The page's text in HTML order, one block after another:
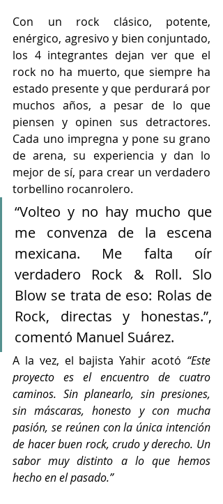
Con un rock clásico, potente,
enérgico, agresivo y bien conjuntado,
los 4 integrantes dejan ver que el
rock no ha muerto, que siempre ha
estado presente y que perdurará por
muchos años, a pesar de lo que
piensen y opinen sus detractores.
Cada uno impregna y pone su grano
de arena, su experiencia y dan lo
mejor de sí, para crear un verdadero
torbellino rocanrolero.
“Volteo y no hay mucho que
me convenza de la escena
mexicana. Me falta oír
verdadero Rock & Roll. Slo
Blow se trata de eso: Rolas de
Rock, directas y honestas.”,
comentó Manuel Suárez.
A la vez, el bajista Yahir acotó “Este
proyecto es el encuentro de cuatro
caminos. Sin planearlo, sin presiones,
sin máscaras, honesto y con mucha
pasión, se reúnen con la única intención
de hacer buen rock, crudo y derecho. Un
sabor muy distinto a lo que hemos
hecho en el pasado.”